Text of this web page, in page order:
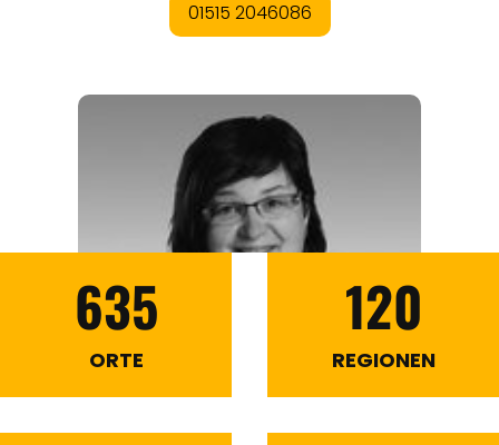
635
ORTE
120
REGIONEN